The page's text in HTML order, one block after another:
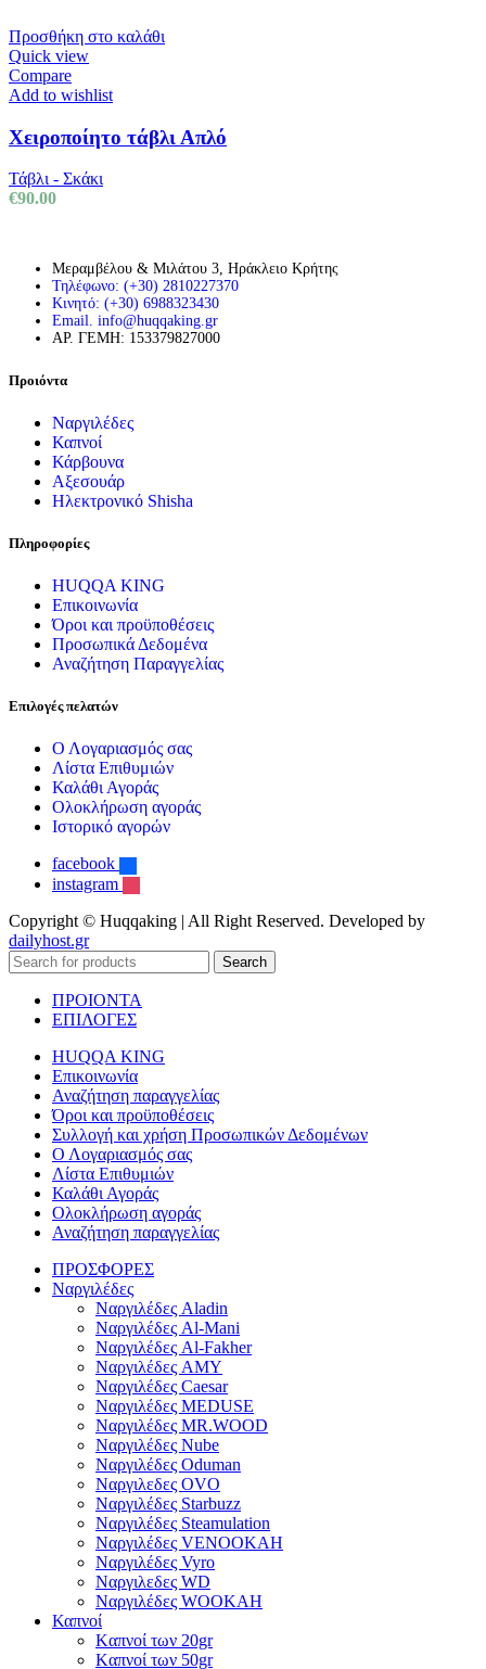
Προσθήκη στο καλάθι
Quick view
Compare
Add to wishlist
Χειροποίητο τάβλι Απλό
Τάβλι - Σκάκι
€90.00
Μεραμβέλου & Μιλάτου 3, Ηράκλειο Κρήτης
Τηλέφωνο: (+30) 2810227370
Κινητό: (+30) 6988323430
Email. info@huqqaking.gr
ΑΡ. ΓΕΜΗ: 153379827000
Προιόντα
Ναργιλέδες
Καπνοί
Κάρβουνα
Αξεσουάρ
Ηλεκτρονικό Shisha
Πληροφορίες
HUQQA KING
Επικοινωνία
Όροι και προϋποθέσεις
Προσωπικά Δεδομένα
Αναζήτηση Παραγγελίας
Επιλογές πελατών
Ο Λογαριασμός σας
Λίστα Επιθυμιών
Καλάθι Αγοράς
Ολοκλήρωση αγοράς
Ιστορικό αγορών
facebook
instagram
Copyright © Huqqaking | All Right Reserved. Developed by
dailyhost.gr
Search
ΠΡΟΙΟΝΤΑ
ΕΠΙΛΟΓΕΣ
HUQQA KING
Επικοινωνία
Αναζήτηση παραγγελίας
Όροι και προϋποθέσεις
Συλλογή και χρήση Προσωπικών Δεδομένων
Ο Λογαριασμός σας
Λίστα Επιθυμιών
Καλάθι Αγοράς
Ολοκλήρωση αγοράς
Αναζήτηση παραγγελίας
ΠΡΟΣΦΟΡΕΣ
Ναργιλέδες
Ναργιλέδες Aladin
Ναργιλέδες Al-Mani
Ναργιλέδες Al-Fakher
Ναργιλέδες AΜΥ
Ναργιλέδες Caesar
Ναργιλέδες MEDUSE
Ναργιλέδες MR.WOOD
Ναργιλέδες Nube
Ναργιλέδες Oduman
Ναργιλεδες OVO
Ναργιλέδες Starbuzz
Ναργιλέδες Steamulation
Ναργιλέδες VENOOKAH
Ναργιλέδες Vyro
Ναργιλεδες WD
Ναργιλέδες WOOKAH
Καπνοί
Kαπνοί των 20gr
Kαπνοί των 50gr